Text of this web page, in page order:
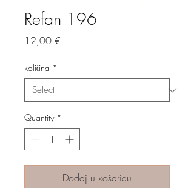
Refan 196
12,00 €
količina *
Quantity *
Dodaj u košaricu